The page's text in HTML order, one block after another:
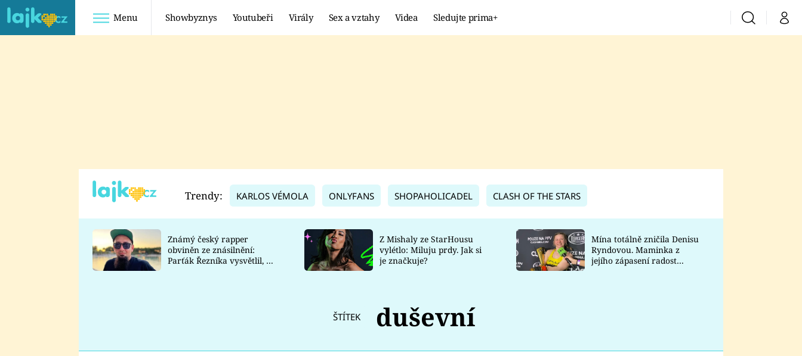
Menu Showbyznys Youtubeři Virály Sex a vztahy Videa Sledujte prima+ VyhledáváníMůj
TADEÁŠ KUBĚNKA
DATEL
Prima Lajk
Sledujte nás
Trendy: KARLOS VÉMOLA ONLYFANS SHOPAHOLICADEL CLASH OF THE STARS
Známý český rapper
obviněn ze znásilnění:
Parťák Řezníka vysvětlil, co
Z Mishaly ze StarHousu
vylétlo: Miluju prdy. Jak si
je značkuje?
Mína totálně zničila Denisu
Ryndovou. Maminka z
jejího zápasení radost
ŠTÍTEK duševní